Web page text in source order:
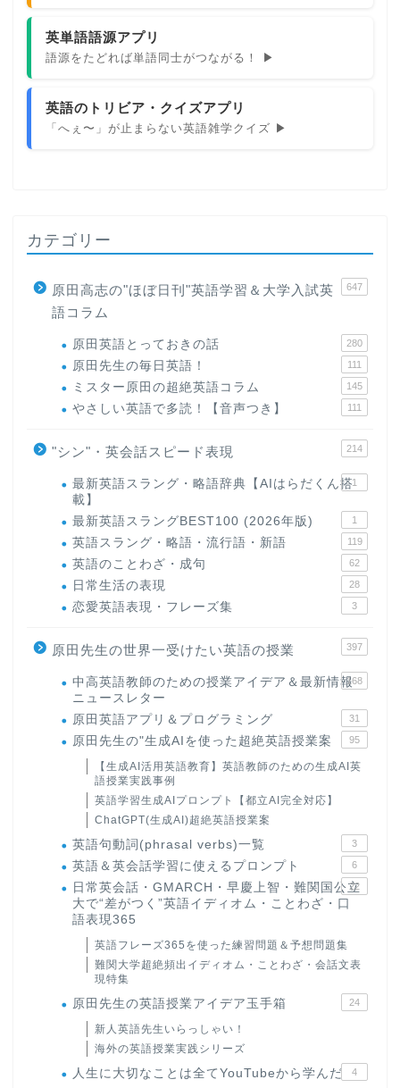
英単語語源アプリ
語源をたどれば単語同士がつながる！ ▶
英語のトリビア・クイズアプリ
「へぇ〜」が止まらない英語雑学クイズ ▶
カテゴリー
原田高志の"ほぼ日刊"英語学習＆大学入試英
語コラム
647
原田英語とっておきの話 280
原田先生の毎日英語！ 111
ミスター原田の超絶英語コラム 145
やさしい英語で多読！【音声つき】 111
"シン"・英会話スピード表現 214
最新英語スラング・略語辞典【AIはらだくん搭
載】
1
最新英語スラングBEST100 (2026年版) 1
英語スラング・略語・流行語・新語 119
英語のことわざ・成句 62
日常生活の表現 28
恋愛英語表現・フレーズ集 3
原田先生の世界一受けたい英語の授業 397
中高英語教師のための授業アイデア＆最新情報
ニュースレター
168
原田英語アプリ＆プログラミング 31
原田先生の"生成AIを使った超絶英語授業案 95
【生成AI活用英語教育】英語教師のための生成AI英
語授業実践事例
英語学習生成AIプロンプト【都立AI完全対応】
ChatGPT(生成AI)超絶英語授業案
英語句動詞(phrasal verbs)一覧 3
英語＆英会話学習に使えるプロンプト 6
日常英会話・GMARCH・早慶上智・難関国公立
大で“差がつく”英語イディオム・ことわざ・口
語表現365
22
英語フレーズ365を使った練習問題＆予想問題集
難関大学超絶頻出イディオム・ことわざ・会話文表
現特集
原田先生の英語授業アイデア玉手箱 24
新人英語先生いらっしゃい！
海外の英語授業実践シリーズ
人生に大切なことは全てYouTubeから学んだ 4